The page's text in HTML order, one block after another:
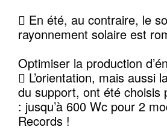
 En été, au contraire, le
rayonnement solaire est
Optimiser la production
 L’orientation, mais aussi
du support, ont été choisis
: jusqu’à 600 Wc pour 2
Records !